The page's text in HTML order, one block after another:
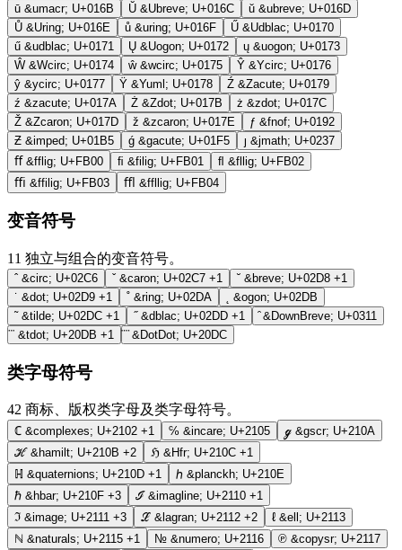
ū &umacr; U+016B Ŭ &Ubreve; U+016C ŭ &ubreve; U+016D
Ů &Uring; U+016E ů &uring; U+016F Ű &Udblac; U+0170
ű &udblac; U+0171 Ų &Uogon; U+0172 ų &uogon; U+0173
Ŵ &Wcirc; U+0174 ŵ &wcirc; U+0175 Ŷ &Ycirc; U+0176
ŷ &ycirc; U+0177 Ÿ &Yuml; U+0178 Ź &Zacute; U+0179
ź &zacute; U+017A Ż &Zdot; U+017B ż &zdot; U+017C
Ž &Zcaron; U+017D ž &zcaron; U+017E ƒ &fnof; U+0192
Ƶ &imped; U+01B5 ǵ &gacute; U+01F5 ȷ &jmath; U+0237
ﬀ &fflig; U+FB00 ﬁ &filig; U+FB01 ﬂ &fllig; U+FB02
ﬃ &ffilig; U+FB03 ﬄ &ffllig; U+FB04
变音符号
11 独立与组合的变音符号。
ˆ &circ; U+02C6 ˇ &caron; U+02C7 +1 ˘ &breve; U+02D8 +1
˙ &dot; U+02D9 +1 ˚ &ring; U+02DA &ogon; U+02DB
˜ &tilde; U+02DC +1 ˝ &dblac; U+02DD +1 &DownBreve; U+0311
&tdot; U+20DB +1 &DotDot; U+20DC
类字母符号
42 商标、版权类字母及类字母符号。
ℂ &complexes; U+2102 +1 ℅ &incare; U+2105 ℊ &gscr; U+210A
ℋ &hamilt; U+210B +2 ℌ &Hfr; U+210C +1
ℍ &quaternions; U+210D +1 ℎ &planckh; U+210E
ℏ &hbar; U+210F +3 ℐ &imagline; U+2110 +1
ℑ &image; U+2111 +3 ℒ &lagran; U+2112 +2 ℓ &ell; U+2113
ℕ &naturals; U+2115 +1 № &numero; U+2116 ℗ &copysr; U+2117